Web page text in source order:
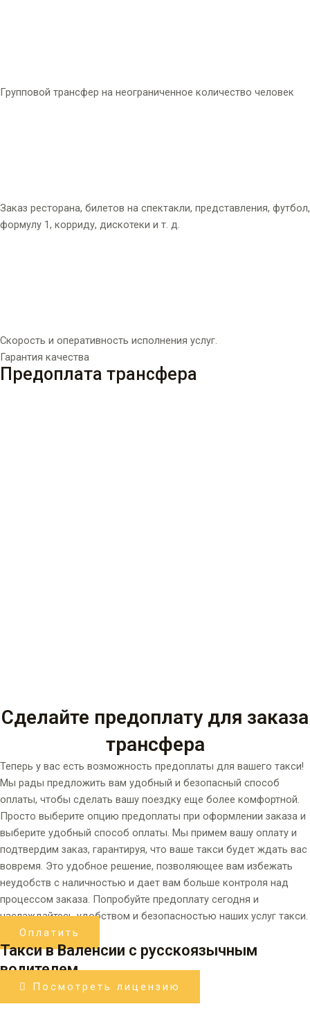
Групповой трансфер на неограниченное количество человек
Заказ ресторана, билетов на спектакли, представления, футбол,
формулу 1, корриду, дискотеки и т. д.
Скорость и оперативность исполнения услуг.
Гарантия качества
Предоплата трансфера
Сделайте предоплату для заказа
трансфера
Теперь у вас есть возможность предоплаты для вашего такси!
Мы рады предложить вам удобный и безопасный способ
оплаты, чтобы сделать вашу поездку еще более комфортной.
Просто выберите опцию предоплаты при оформлении заказа и
выберите удобный способ оплаты. Мы примем вашу оплату и
подтвердим заказ, гарантируя, что ваше такси будет ждать вас
вовремя. Это удобное решение, позволяющее вам избежать
неудобств с наличностью и дает вам больше контроля над
процессом заказа. Попробуйте предоплату сегодня и
наслаждайтесь удобством и безопасностью наших услуг такси.
Оплатить
Такси в Валенсии с русскоязычным
водителем
Посмотреть лицензию